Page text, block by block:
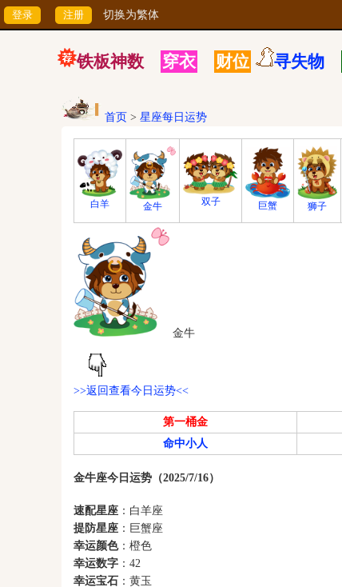
切换为繁体
铁板神数 穿衣 财位 寻失物
首页 > 星座每日运势
白羊 金牛 双子 巨蟹 狮子
金牛
>>返回查看今日运势<<
第一桶金
命中小人
金牛座今日运势（2025/7/16）
速配星座 ：白羊座
提防星座 ：巨蟹座
幸运颜色：橙色
幸运数字 ：42
幸运宝石 ：黄玉